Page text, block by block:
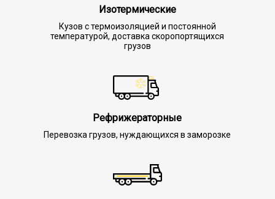
Изотермические
Кузов с термоизоляцией и постоянной
температурой, доставка скоропортящихся
грузов
Рефрижераторные
Перевозка грузов, нуждающихся в заморозке